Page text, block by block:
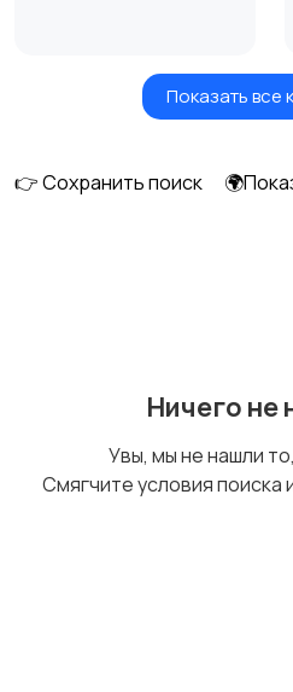
Показать все
👉 Сохранить поиск
Ничего не
Увы, мы не нашли
Смягчите условия поиска